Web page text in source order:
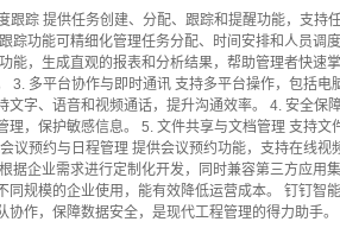
跟踪 提供任务创建、分配、跟踪和提醒功能，支持
踪功能可精细化管理任务分配、时间安排和人员调
能，生成直观的报表和分析结果，帮助管理者快速
3. 多平台协作与即时通讯 支持多平台操作，包括
文字、语音和视频通话，提升沟通效率。 4. 安全保
理，保护敏感信息。 5. 文件共享与文档管理 支持
议预约与日程管理 提供会议预约功能，支持在线
据企业需求进行定制化开发，同时兼容第三方应用
同规模的企业使用，能有效降低运营成本。 钉钉智
协作，保障数据安全，是现代工程管理的得力助手。